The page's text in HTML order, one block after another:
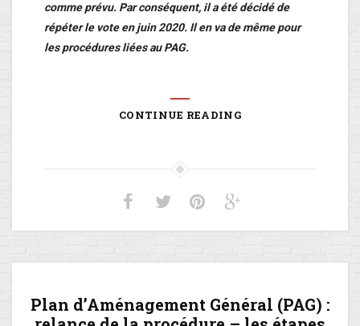
comme prévu. Par conséquent, il a été décidé de
répéter le vote en juin 2020. Il en va de même pour
les procédures liées au PAG.
CONTINUE READING
Plan d’Aménagement Général (PAG) :